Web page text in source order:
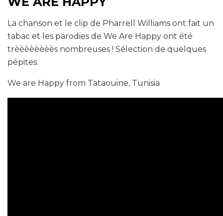
La chanson et le clip de Pharrell Williams ont fait un
tabac et les parodies de We Are Happy ont été
trèèèèèèèès nombreuses ! Sélection de quelques
pépites.
We are Happy from Tataouine, Tunisia